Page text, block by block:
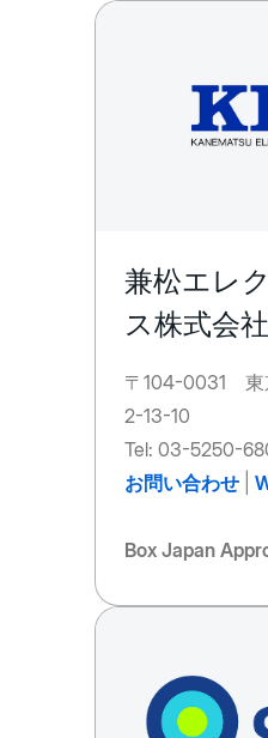
兼松エレ
ス株式会社
〒104-0031 東
2-13-10
Tel: 03-
お問い合わせ|
Box Japan